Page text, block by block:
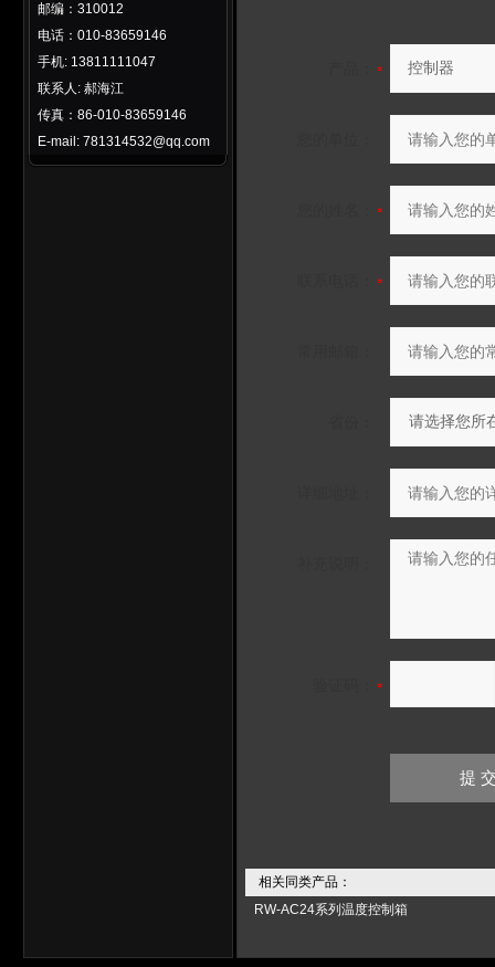
邮编：310012
电话：010-83659146
手机: 13811111047
联系人: 郝海江
传真：86-010-83659146
E-mail: 781314532@qq.com
相关同类产品：
RW-AC24系列温度控制箱